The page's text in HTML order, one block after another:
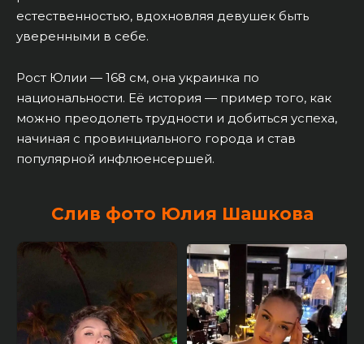
естественностью, вдохновляя девушек быть
уверенными в себе.
Рост Юлии — 168 см, она украинка по
национальности. Её история — пример того, как
можно преодолеть трудности и добиться успеха,
начиная с провинциального города и став
популярной инфлюенсершей.
Слив фото Юлия Шашкова